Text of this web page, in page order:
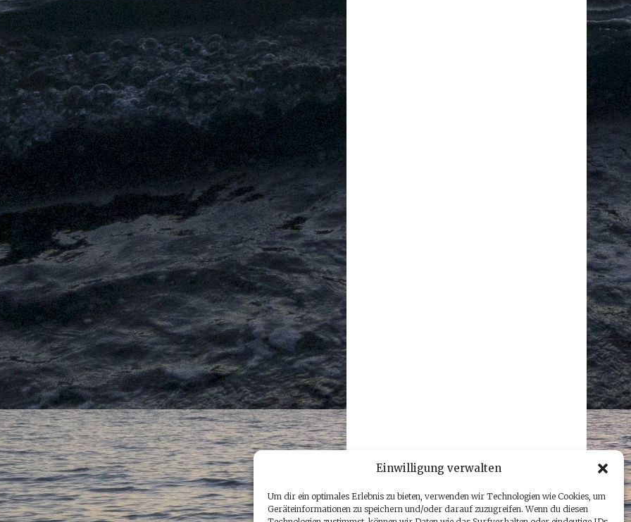
Einwilligung verwalten
Um dir ein optimales Erlebnis zu bieten, verwenden wir Technologien wie Cookies, um
Geräteinformationen zu speichern und/oder darauf zuzugreifen. Wenn du diesen